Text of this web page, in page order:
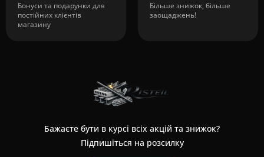
Бонуси та подарунки для
постійних клієнтів
магазину
Більше знижок, більше
заощаджень!
Бажаєте бути в курсі всіх акцій та знижок?
Підпишіться на розсилку